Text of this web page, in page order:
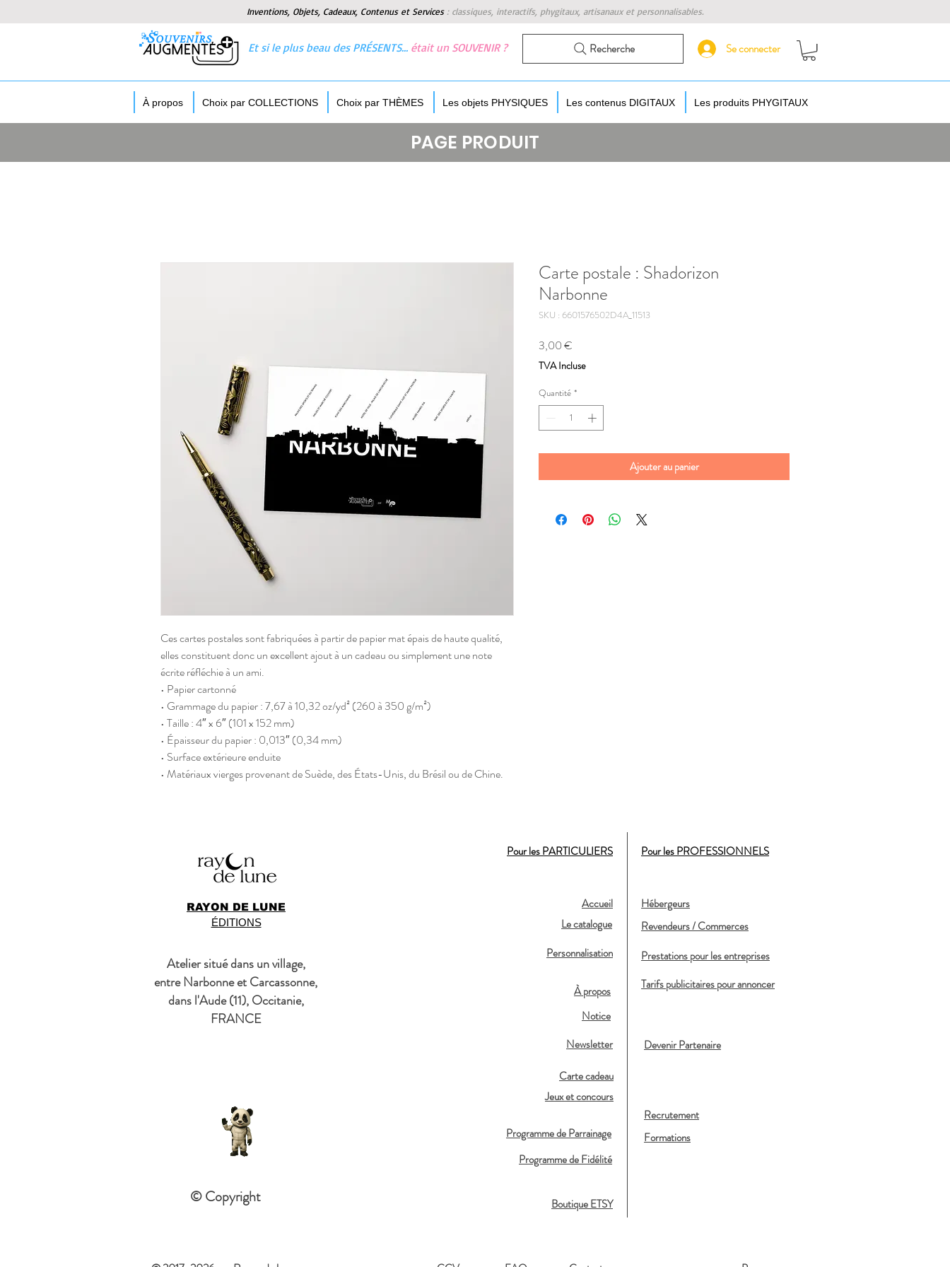
Inventions, Objets, Cadeaux, Contenus et Services : classiques, interactifs, phygitaux, artisanaux et personnalisables.
Et si le plus beau des PRÉSENTS… était un SOUVENIR ? Recherche Se connecter
À propos Choix par COLLECTIONS Choix par THÈMES Les objets PHYSIQUES Les contenus DIGITAUX Les produits PHYGITAUX
PAGE PRODUIT
Ces cartes postales sont fabriquées à partir de papier mat épais de haute qualité,
elles constituent donc un excellent ajout à un cadeau ou simplement une note
écrite réfléchie à un ami.
• Papier cartonné
• Grammage du papier : 7,67 à 10,32 oz/yd² (260 à 350 g/m²)
• Taille : 4″ x 6″ (101 x 152 mm)
• Épaisseur du papier : 0,013″ (0,34 mm)
• Surface extérieure enduite
• Matériaux vierges provenant de Suède, des États-Unis, du Brésil ou de Chine.
Carte postale : Shadorizon
Narbonne
SKU : 6601576502D4A_11513
3,00 €
TVA Incluse
Quantité *
Ajouter au panier
RAYON DE LUNE
ÉDITIONS
Pour les PARTICULIERS Pour les PROFESSIONNELS
Accueil
Le catalogue
Hébergeurs
Revendeurs / Commerces
Atelier situé dans un village,
entre Narbonne et Carcassonne,
dans l'Aude (11), Occitanie,
FRANCE
Personnalisation
À propos
Prestations pour les entreprises
Tarifs publicitaires pour annoncer
Notice
Newsletter
Devenir Partenaire
Carte cadeau
© Copyright
Jeux et concours
Recrutement
Programme de Parrainage
Formations
Programme de Fidélité
Boutique ETSY